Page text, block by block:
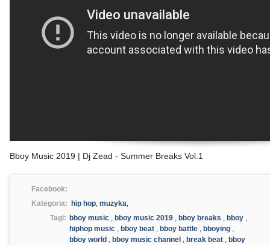
Bboy Music 2019 | Dj Zead - Summer Breaks Vol.1
Facebook:
Kategoria:
hip hop, muzyka,
Tagi: bboy music , bboy music 2019 , bboy breaks , bboy ,
hiphop music , bboy beat , bboy battle , bboying ,
bboy world , bboy music channel , break beat , bboy